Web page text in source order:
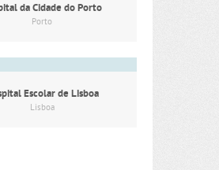
da Cidade do Porto
Porto
Escolar de Lisboa
Lisboa